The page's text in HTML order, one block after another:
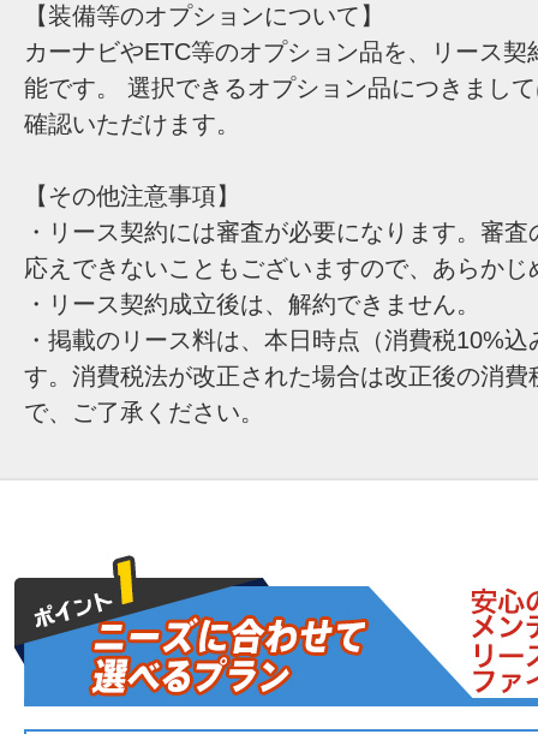
【装備等のオプションについて】
カーナビやETC等のオプション品を、リース契
能です。 選択できるオプション品につきまし
確認いただけます。
【その他注意事項】
・リース契約には審査が必要になります。審
応えできないこともございますので、あらか
・リース契約成立後は、解約できません。
・掲載のリース料は、本日時点（消費税10%
す。消費税法が改正された場合は改正後の消費
で、ご了承ください。